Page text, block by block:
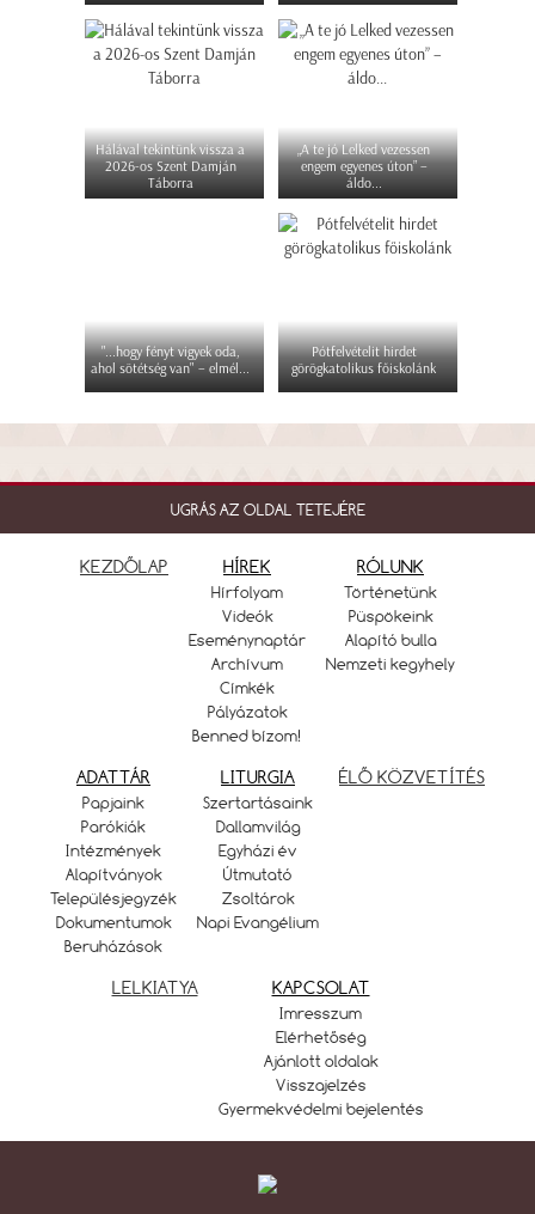
Hálával tekintünk vissza a
2026-os Szent Damján
Táborra
„A te jó Lelked vezessen
engem egyenes úton” –
áldo...
"...hogy fényt vigyek oda,
ahol sötétség van" – elmél...
Pótfelvételit hirdet
görögkatolikus főiskolánk
UGRÁS AZ OLDAL TETEJÉRE
KEZDŐLAP HÍREK
Hírfolyam
Videók
Eseménynaptár
Archívum
Címkék
Pályázatok
Benned bízom!
RÓLUNK
Történetünk
Püspökeink
Alapító bulla
Nemzeti kegyhely
ADATTÁR
Papjaink
Parókiák
Intézmények
Alapítványok
Településjegyzék
Dokumentumok
Beruházások
LITURGIA
Szertartásaink
Dallamvilág
Egyházi év
Útmutató
Zsoltárok
Napi Evangélium
ÉLŐ KÖZVETÍTÉS
LELKIATYA KAPCSOLAT
Imresszum
Elérhetőség
Ajánlott oldalak
Visszajelzés
Gyermekvédelmi bejelentés